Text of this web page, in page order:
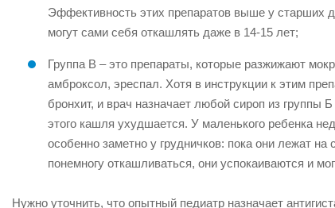
Эффективность этих препаратов выше у старших
могут сами себя откашлять даже в 14-15 лет;
Группа В – это препараты, которые разжижают
амброксол, эреспал. Хотя в инструкции к этим
бронхит, и врач назначает любой сироп из группы
этого кашля ухудшается. У маленького ребенка
особенно заметно у грудничков: пока они лежат
понемногу откашливаться, они успокаиваются и
Нужно уточнить, что опытный педиатр назначает